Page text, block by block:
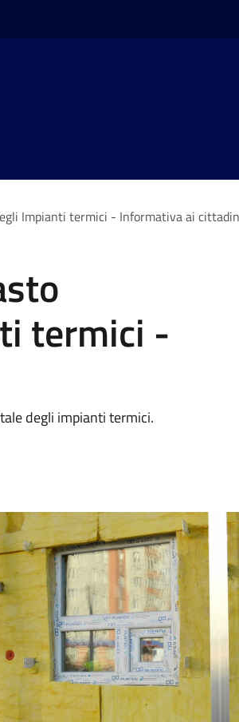
Impianti termici - Informativa ai
termici -
degli impianti termici.